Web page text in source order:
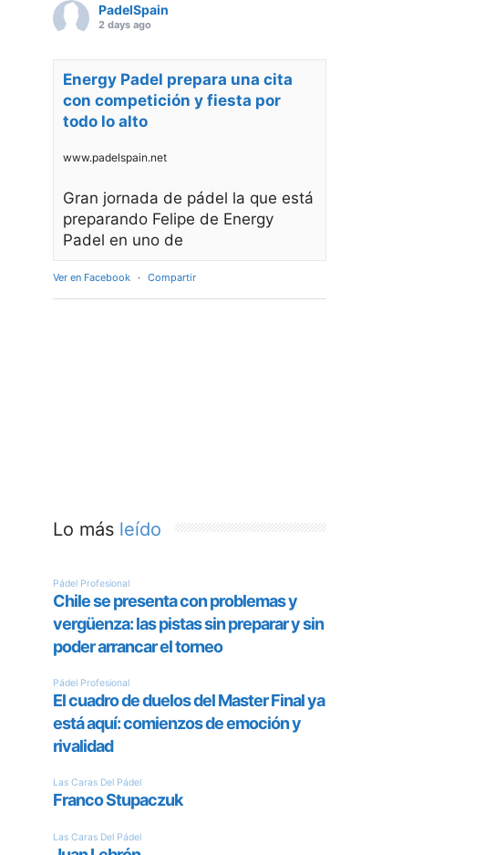
PadelSpain
2 days ago
Energy Padel prepara una cita
con competición y fiesta por
todo lo alto
www.padelspain.net
Gran jornada de pádel la que está
preparando Felipe de Energy
Padel en uno de
Ver en Facebook · Compartir
Lo más leído